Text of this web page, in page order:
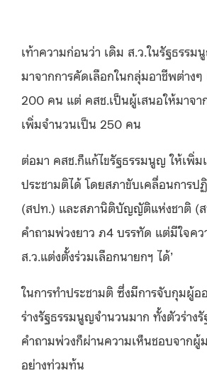
เท้าความก่อนว่า เดิม ส.ว.ในรัฐธรร
มาจากการคัดเลือกในกลุ่มอาชีพต่าง
200 คน แต่ คสช.เป็นผู้เสนอให้มาจา
เพิ่มจำนวนเป็น 250 คน
ต่อมา คสช.ก็แก้ไขรัฐธรรมนูญ ให้เพิ่ม
ประชามติได้ โดยสภาขับเคลื่อนการป
(สปท.) และสภานิติบัญญัติแห่งชาติ (ส
คำถามพ่วงยาว ภ4 บรรทัด แต่มีใจคว
ส.ว.แต่งตั้งร่วมเลือกนายกฯ ได้’
ในการทำประชามติ ซึ่งมีการจับกุมผู้อ
ร่างรัฐธรรมนูญจำนวนมาก ทั้งตัวร่าง
คำถามพ่วงก็ผ่านความเห็นชอบจากผู้
อย่างท่วมท้น